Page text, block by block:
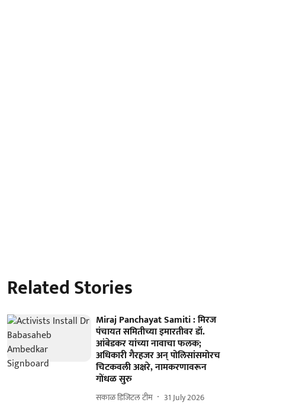
Related Stories
Miraj Panchayat Samiti : मिरज
पंचायत समितीच्या इमारतीवर डॉ.
आंबेडकर यांच्या नावाचा फलक;
अधिकारी गैरहजर अन् पोलिसांसमोरच
चिटकवली अक्षरे, नामकरणावरून
गोंधळ सुरु
सकाळ डिजिटल टीम 31 July 2026